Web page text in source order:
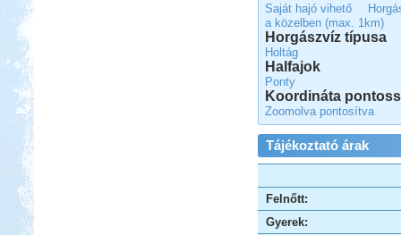
Saját hajó vihető
a közelben (max. 1km)
Horgászvíz típusa
Holtág
Halfajok
Ponty
Koordináta
Zoomolva pontosítva
Tájékoztató árak
Felnőtt:
Gyerek: